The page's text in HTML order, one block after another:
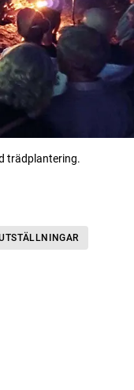
trädplantering.